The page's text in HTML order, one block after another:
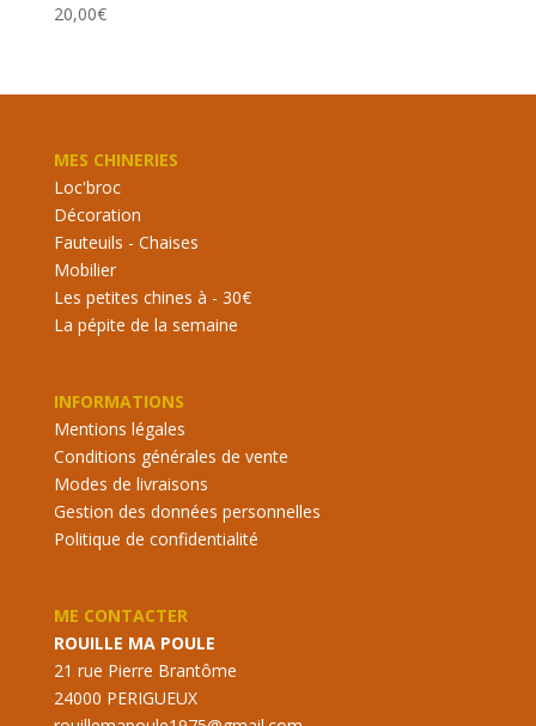
20,00€
MES CHINERIES
Loc'broc
Décoration
Fauteuils - Chaises
Mobilier
Les petites chines à - 30€
La pépite de la semaine
INFORMATIONS
Mentions légales
Conditions générales de vente
Modes de livraisons
Gestion des données personnelles
Politique de confidentialité
ME CONTACTER
ROUILLE MA POULE
21 rue Pierre Brantôme
24000 PERIGUEUX